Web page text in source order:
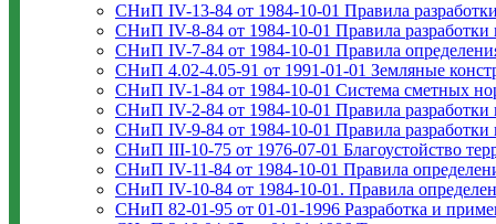
СНиП IV-13-84 от 1984-10-01 Правила
СНиП IV-8-84 от 1984-10-01 Правила разработки
СНиП IV-7-84 от 1984-10-01 Правила
СНиП 4.02-4.05-91 от 1991-01-01 Земляные
СНиП IV-1-84 от 1984-10-01 Система сметных
СНиП IV-2-84 от 1984-10-01 Правила
СНиП IV-9-84 от 1984-10-01 Правила разработки
СНиП III-10-75 от 1976-07-01 Благоустойство
СНиП IV-11-84 от 1984-10-01 Правила
СНиП IV-10-84 от 1984-10-01. Правила
СНиП 82-01-95 от 01-01-1996 Разработка и